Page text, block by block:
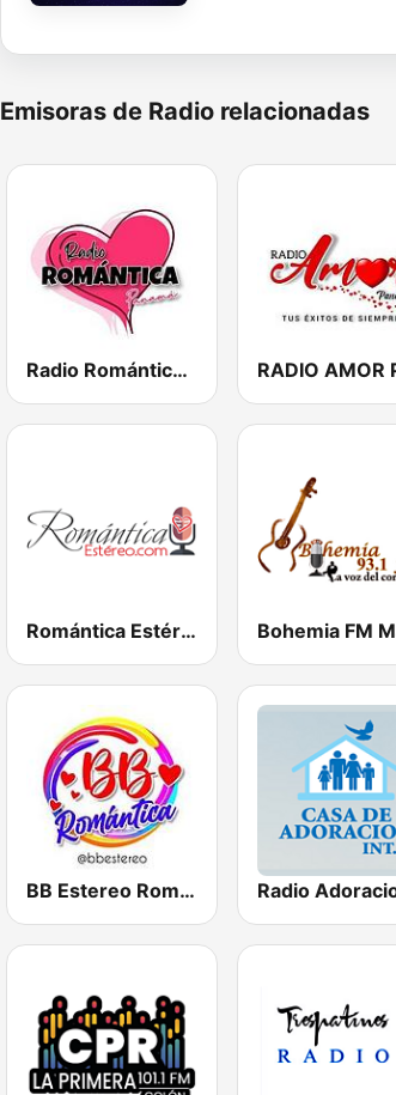
Emisoras de Radio relacionadas
Radio Romántica Panamá
Romántica Estéreo
BB Estereo Romantica